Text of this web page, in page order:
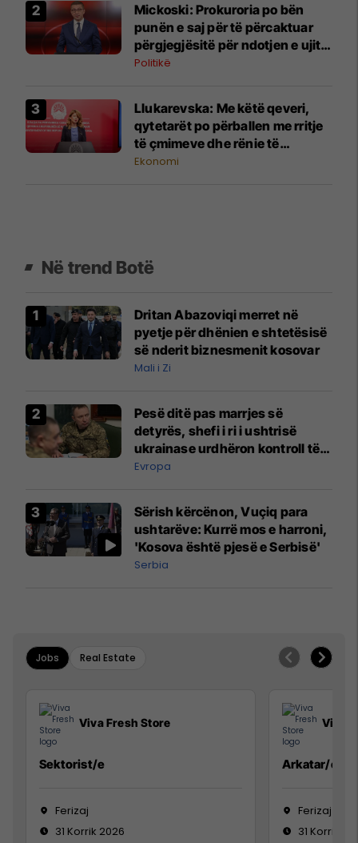
Mickoski: Prokuroria po bën
punën e saj për të përcaktuar
përgjegjësitë për ndotjen e ujit
në Gostivar
Politikë
Llukarevska: Me këtë qeveri,
qytetarët po përballen me rritje
të çmimeve dhe rënie të
standardit të jetesës
Ekonomi
Në trend Botë
Dritan Abazoviqi merret në
pyetje për dhënien e shtetësisë
së nderit biznesmenit kosovar
Mali i Zi
Pesë ditë pas marrjes së
detyrës, shefi i ri i ushtrisë
ukrainase urdhëron kontroll të
madh
Evropa
Sërish kërcënon, Vuçiq para
ushtarëve: Kurrë mos e harroni,
'Kosova është pjesë e Serbisë'
Serbia
Jobs Real Estate
Viva Fresh Store
Sektorist/e
Ferizaj
31 Korrik 2026
Viva
Arkatar/e
Ferizaj
31 Korrik